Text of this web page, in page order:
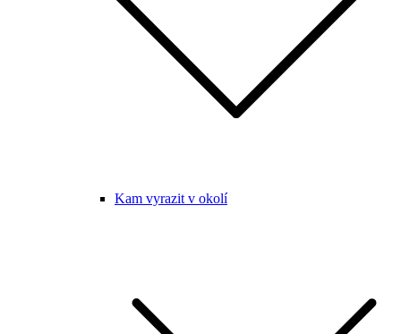
Kam vyrazit v okolí